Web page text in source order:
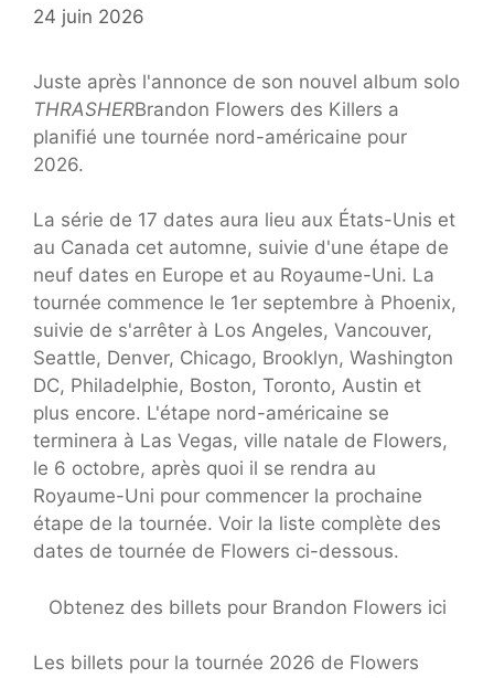
24 juin 2026
Juste après l'annonce de son nouvel album solo
THRASHERBrandon Flowers des Killers a
planifié une tournée nord-américaine pour
2026.
La série de 17 dates aura lieu aux États-Unis et
au Canada cet automne, suivie d'une étape de
neuf dates en Europe et au Royaume-Uni. La
tournée commence le 1er septembre à Phoenix,
suivie de s'arrêter à Los Angeles, Vancouver,
Seattle, Denver, Chicago, Brooklyn, Washington
DC, Philadelphie, Boston, Toronto, Austin et
plus encore. L'étape nord-américaine se
terminera à Las Vegas, ville natale de Flowers,
le 6 octobre, après quoi il se rendra au
Royaume-Uni pour commencer la prochaine
étape de la tournée. Voir la liste complète des
dates de tournée de Flowers ci-dessous.
Obtenez des billets pour Brandon Flowers ici
Les billets pour la tournée 2026 de Flowers